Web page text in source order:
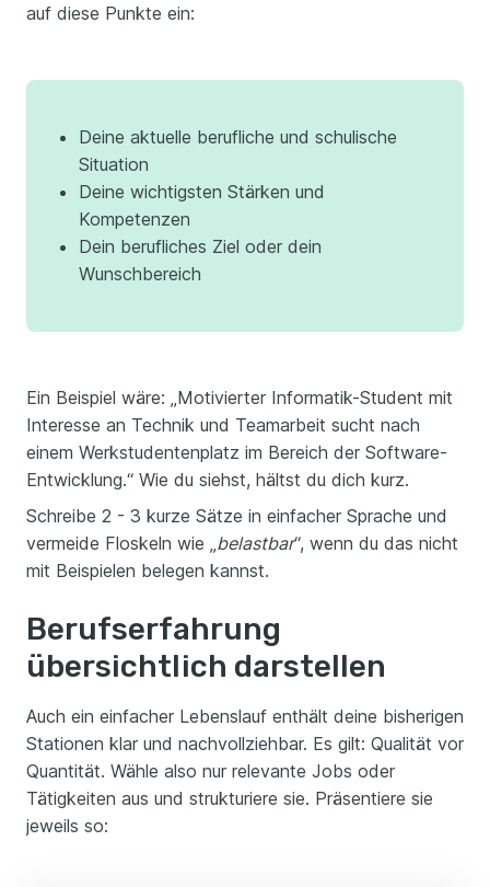
auf diese Punkte ein:
Deine aktuelle berufliche und schulische
Situation
Deine wichtigsten Stärken und
Kompetenzen
Dein berufliches Ziel oder dein
Wunschbereich
Ein Beispiel wäre: „Motivierter Informatik-Student mit
Interesse an Technik und Teamarbeit sucht nach
einem Werkstudentenplatz im Bereich der Software-
Entwicklung.“ Wie du siehst, hältst du dich kurz.
Schreibe 2 - 3 kurze Sätze in einfacher Sprache und
vermeide Floskeln wie „ belastbar“, wenn du das nicht
mit Beispielen belegen kannst.
Berufserfahrung
übersichtlich darstellen
Auch ein einfacher Lebenslauf enthält deine bisherigen
Stationen klar und nachvollziehbar. Es gilt: Qualität vor
Quantität. Wähle also nur relevante Jobs oder
Tätigkeiten aus und strukturiere sie. Präsentiere sie
jeweils so: